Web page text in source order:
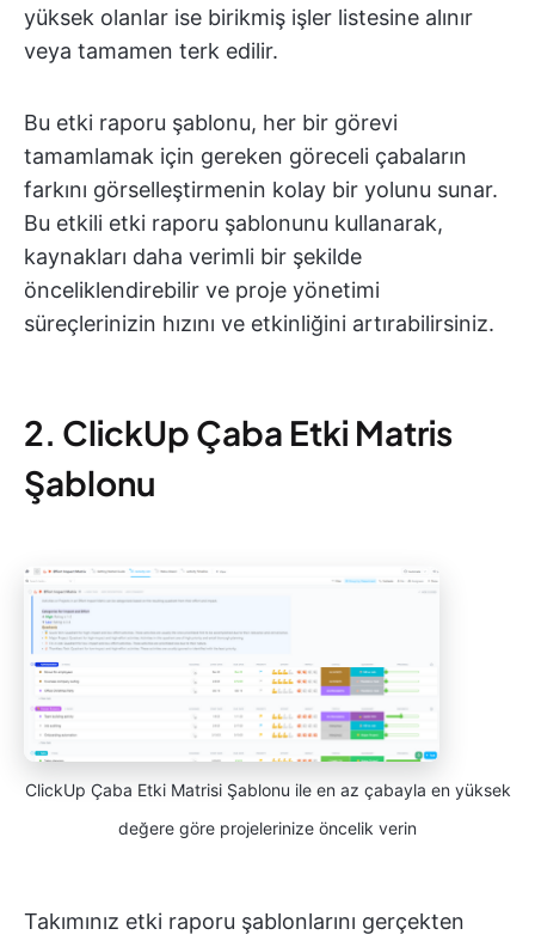
yüksek olanlar ise birikmiş işler listesine alınır
veya tamamen terk edilir.
Bu etki raporu şablonu, her bir görevi
tamamlamak için gereken göreceli çabaların
farkını görselleştirmenin kolay bir yolunu sunar.
Bu etkili etki raporu şablonunu kullanarak,
kaynakları daha verimli bir şekilde
önceliklendirebilir ve proje yönetimi
süreçlerinizin hızını ve etkinliğini artırabilirsiniz.
2. ClickUp Çaba Etki Matris
Şablonu
ClickUp Çaba Etki Matrisi Şablonu ile en az çabayla en yüksek
değere göre projelerinize öncelik verin
Takımınız etki raporu şablonlarını gerçekten